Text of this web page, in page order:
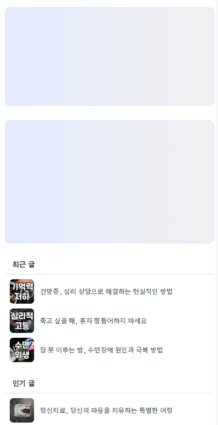
최근 글
건망증, 심리 상담으로 해결하는 현실적인 방법
죽고 싶을 때, 혼자 힘들어하지 마세요
잠 못 이루는 밤, 수면장애 원인과 극복 방법
인기 글
정신치료, 당신의 마음을 치유하는 특별한 여정